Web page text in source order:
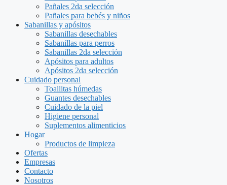
Pañales 2da selección
Pañales para bebés y niños
Sabanillas y apósitos
Sabanillas desechables
Sabanillas para perros
Sabanillas 2da selección
Apósitos para adultos
Apósitos 2da selección
Cuidado personal
Toallitas húmedas
Guantes desechables
Cuidado de la piel
Higiene personal
Suplementos alimenticios
Hogar
Productos de limpieza
Ofertas
Empresas
Contacto
Nosotros